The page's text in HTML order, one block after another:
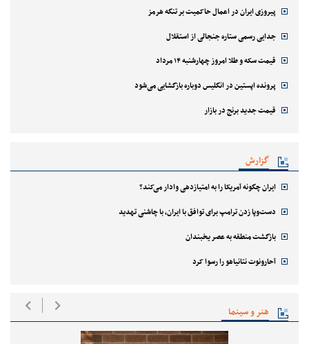
پیروزی ایران در اعمال حاکمیت بر تنگه هرمز
جدایی رسمی ستاره جنجالی از استقلال
قیمت سکه و طلا امروز چهارشنبه ۱۴ مرداد
پرونده اپستین در انگلیس دوباره بازگشایی می‌شود
قیمت جدید برنج در بازار
گزارش
ایران چگونه آمریکا را به امتیازدهی وادار می‌کند؟
دست‌وپا زدن ترامپ برای توافق با ایران، با چاشنی تهدید
بازگشت منطقه به عصر یخبندان
آحارونوت نتانیاهو را رسوا کرد
هنر و سینما